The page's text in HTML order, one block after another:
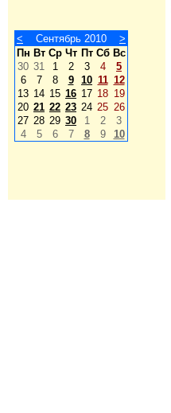
< Сентябрь 2010
>
Пн Вт Ср Чт Пт Сб Вс
30 31 1 2 3 4
5
6
7 8 9 10 11 12
13 14 15 16 17 18 19
20 21 22 23 24 25 26
27 28 29 30 1 2
3
4
5 6 7 8 9 10